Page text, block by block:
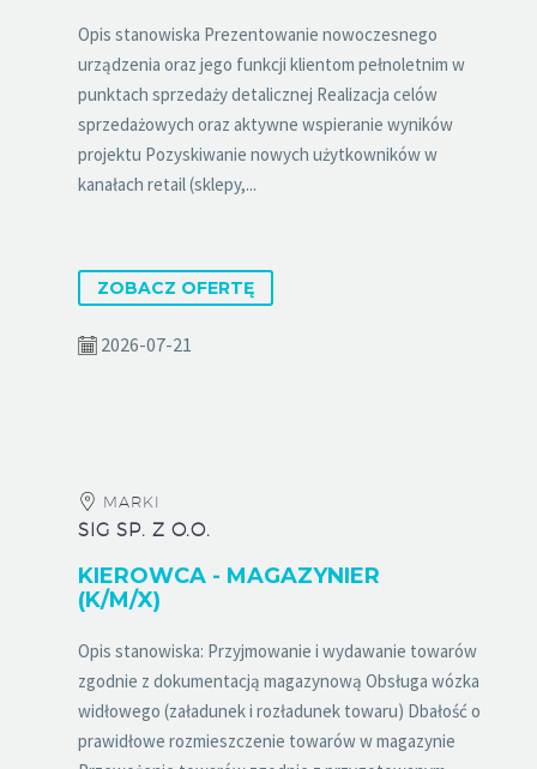
Opis stanowiska Prezentowanie nowoczesnego
urządzenia oraz jego funkcji klientom pełnoletnim w
punktach sprzedaży detalicznej Realizacja celów
sprzedażowych oraz aktywne wspieranie wyników
projektu Pozyskiwanie nowych użytkowników w
kanałach retail (sklepy,...
ZOBACZ OFERTĘ
2026-07-21
MARKI
SIG SP. Z O.O.
KIEROWCA - MAGAZYNIER
(K/M/X)
Opis stanowiska: Przyjmowanie i wydawanie towarów
zgodnie z dokumentacją magazynową Obsługa wózka
widłowego (załadunek i rozładunek towaru) Dbałość o
prawidłowe rozmieszczenie towarów w magazynie